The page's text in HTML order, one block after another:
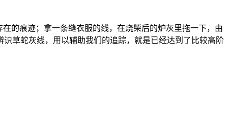
的痕迹；拿一条缝衣服的线，在烧柴后的炉灰里拖一下，由
草蛇灰线，用以辅助我们的追踪，就是已经达到了比较高阶